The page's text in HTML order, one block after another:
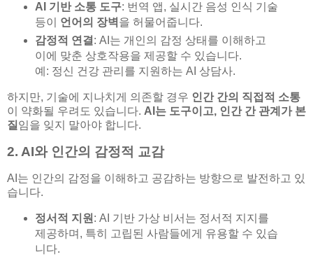
AI 기반 소통 도구: 번역 앱, 실시간 음성 인식 기술
등이 언어의 장벽 을 허물어줍니다.
감정적 연결 : AI는 개인의 감정 상태를 이해하고
이에 맞춘 상호작용을 제공할 수 있습니다.
예: 정신 건강 관리를 지원하는 AI 상담사.
하지만, 기술에 지나치게 의존할 경우 인간 간의 직접적 소통
이 약화될 우려도 있습니다. AI는 도구이고, 인간 간 관계가 본
질 임을 잊지 말아야 합니다.
2. AI와 인간의 감정적 교감
AI는 인간의 감정을 이해하고 공감하는 방향으로 발전하고 있
습니다.
정서적 지원 : AI 기반 가상 비서는 정서적 지지를
제공하며, 특히 고립된 사람들에게 유용할 수 있습
니다.